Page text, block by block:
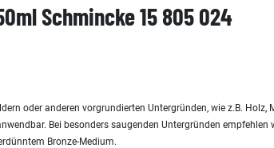
Schmincke 15 805 024
oder anderen vorgrundierten Untergründen, wie z.B.
Bei besonders saugenden Untergründen
Bronze-Medium.